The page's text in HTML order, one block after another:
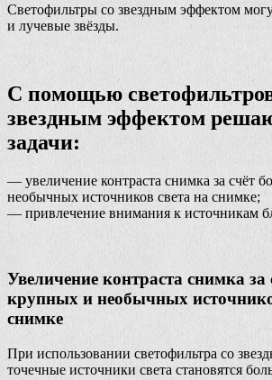
Светофильтры со звездным эффектом
и лучевые звёзды.
С помощью
звездным эффектом
задачи:
— увеличение контраста снимка за счёт
необычных источников света на снимке;
— привлечение внимания к источникам
Увеличение контраста снимка за
крупных и необычных
снимке
При использовании светофильтра со
точечные источники света становятся